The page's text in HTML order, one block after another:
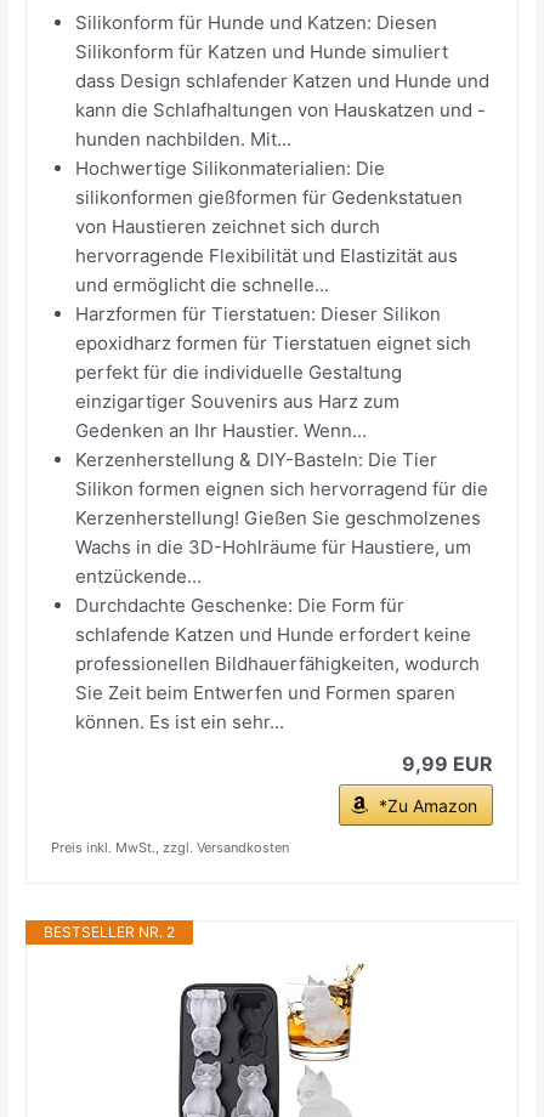
Silikonform für Hunde und Katzen: Diesen
Silikonform für Katzen und Hunde simuliert
dass Design schlafender Katzen und Hunde und
kann die Schlafhaltungen von Hauskatzen und -
hunden nachbilden. Mit...
Hochwertige Silikonmaterialien: Die
silikonformen gießformen für Gedenkstatuen
von Haustieren zeichnet sich durch
hervorragende Flexibilität und Elastizität aus
und ermöglicht die schnelle...
Harzformen für Tierstatuen: Dieser Silikon
epoxidharz formen für Tierstatuen eignet sich
perfekt für die individuelle Gestaltung
einzigartiger Souvenirs aus Harz zum
Gedenken an Ihr Haustier. Wenn...
Kerzenherstellung & DIY-Basteln: Die Tier
Silikon formen eignen sich hervorragend für die
Kerzenherstellung! Gießen Sie geschmolzenes
Wachs in die 3D-Hohlräume für Haustiere, um
entzückende...
Durchdachte Geschenke: Die Form für
schlafende Katzen und Hunde erfordert keine
professionellen Bildhauerfähigkeiten, wodurch
Sie Zeit beim Entwerfen und Formen sparen
können. Es ist ein sehr...
9,99 EUR
*Zu Amazon
Preis inkl. MwSt., zzgl. Versandkosten
BESTSELLER NR. 2